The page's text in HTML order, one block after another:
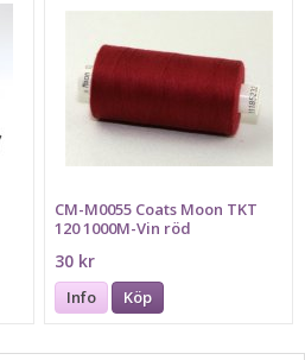
CM-M0055 Coats Moon TKT
120 1000M-Vin röd
30 kr
Info Köp